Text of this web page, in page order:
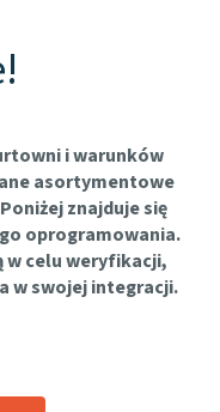
i warunków
asortymentowe
znajduje się
oprogramowania.
celu weryfikacji,
w swojej integracji.